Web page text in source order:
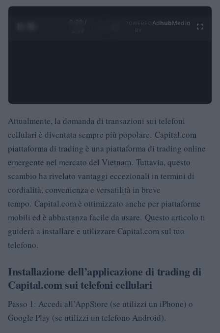
0:29 /
Ad hubMedia
Attualmente, la domanda di transazioni sui telefoni
cellulari è diventata sempre più popolare. Capital.com
piattaforma di trading è una piattaforma di trading online
emergente nel mercato del Vietnam. Tuttavia, questo
scambio ha rivelato vantaggi eccezionali in termini di
cordialità, convenienza e versatilità in breve
tempo. Capital.com è ottimizzato anche per piattaforme
mobili ed è abbastanza facile da usare. Questo articolo ti
guiderà a installare e utilizzare Capital.com sul tuo
telefono.
Installazione dell’applicazione di trading di
Capital.com sui telefoni cellulari
Passo 1: Accedi all’AppStore (se utilizzi un iPhone) o
Google Play (se utilizzi un telefono Android).